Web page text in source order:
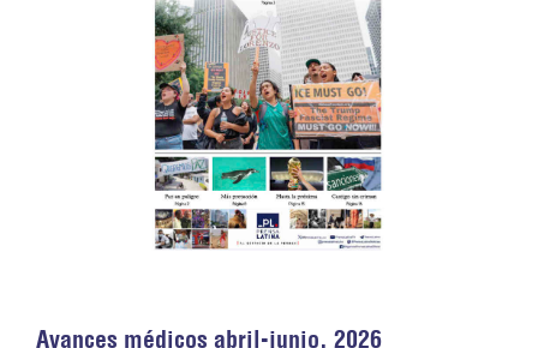
Avances médicos abril-junio, 2026